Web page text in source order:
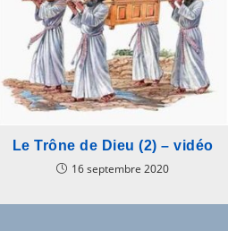
Le Trône de Dieu (2) – vidéo
16 septembre 2020